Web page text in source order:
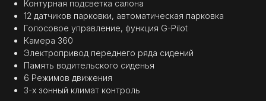
Контурная подсветка салона
12 датчиков парковки, автоматическая парковка
Голосовое управление, функция G-Pilot
Камера 360
Электропривод переднего ряда сидений
Память водительского сиденья
6 Режимов движения
3-х зонный климат контроль